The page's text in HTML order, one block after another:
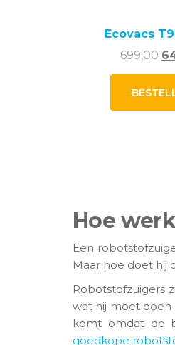
Ecovacs
699,00
Hoe
Een
Maar hoe doet hij
Robotstofzuigers
wat hij moet doen
komt omdat de
goedkope